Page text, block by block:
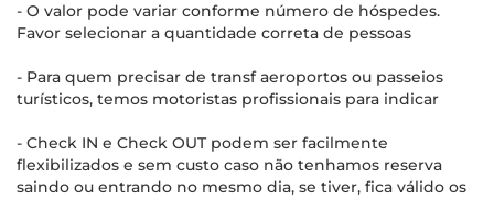
- O valor pode variar conforme número de hóspedes.
Favor selecionar a quantidade correta de pessoas
- Para quem precisar de transf aeroportos ou passeios
turísticos, temos motoristas profissionais para indicar
- Check IN e Check OUT podem ser facilmente
flexibilizados e sem custo caso não tenhamos reserva
saindo ou entrando no mesmo dia, se tiver, fica válido os